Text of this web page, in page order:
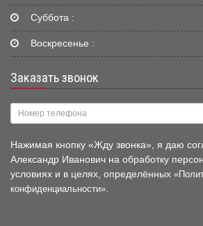
Суббота :
Воскресенье :
Заказать звонок
Нажимая кнопку «Жду звонка», я даю
Александр Иванович на обработку
условиях и в целях, определённых
конфиденциальности».